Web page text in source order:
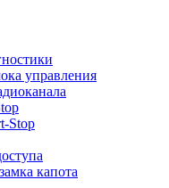
управления
Stop
капота